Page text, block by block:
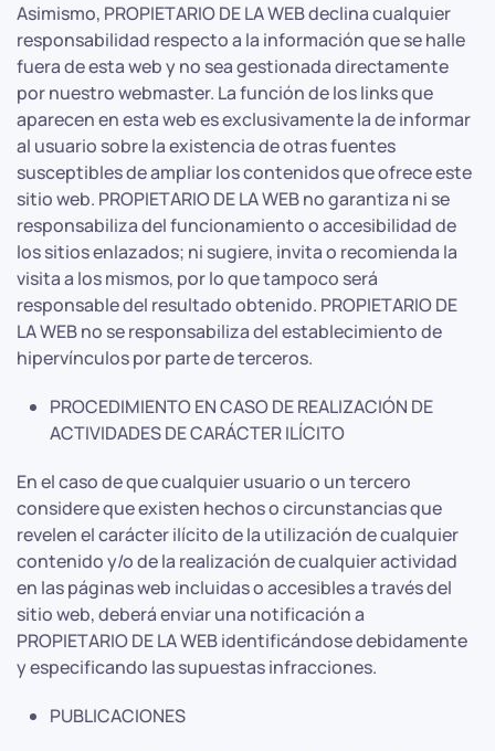
Asimismo, PROPIETARIO DE LA WEB declina cualquier
responsabilidad respecto a la información que se halle
fuera de esta web y no sea gestionada directamente
por nuestro webmaster. La función de los links que
aparecen en esta web es exclusivamente la de informar
al usuario sobre la existencia de otras fuentes
susceptibles de ampliar los contenidos que ofrece este
sitio web. PROPIETARIO DE LA WEB no garantiza ni se
responsabiliza del funcionamiento o accesibilidad de
los sitios enlazados; ni sugiere, invita o recomienda la
visita a los mismos, por lo que tampoco será
responsable del resultado obtenido. PROPIETARIO DE
LA WEB no se responsabiliza del establecimiento de
hipervínculos por parte de terceros.
PROCEDIMIENTO EN CASO DE REALIZACIÓN DE
ACTIVIDADES DE CARÁCTER ILÍCITO
En el caso de que cualquier usuario o un tercero
considere que existen hechos o circunstancias que
revelen el carácter ilícito de la utilización de cualquier
contenido y/o de la realización de cualquier actividad
en las páginas web incluidas o accesibles a través del
sitio web, deberá enviar una notificación a
PROPIETARIO DE LA WEB identificándose debidamente
y especificando las supuestas infracciones.
PUBLICACIONES